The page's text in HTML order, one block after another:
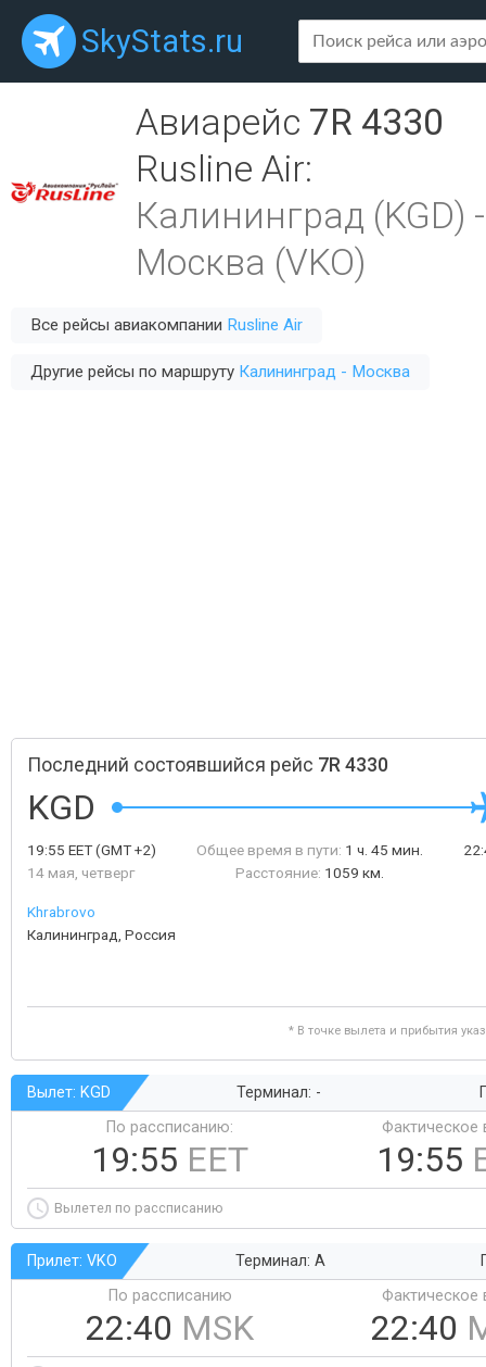
SkyStats.ru
Авиарейс 7R 4330
Rusline Air:
Калининград (KGD) -
Москва (VKO)
Все рейсы авиакомпании Rusline Air
Другие рейсы по маршруту Калининград - Москва
Последний состоявшийся рейс 7R 4330
KGD
19:55 EET(GMT +2)
14 мая, четверг
Общее время в пути: 1 ч. 45 мин.
Расстояние: 1059 км.
Khrabrovo
Калининград, Россия
* В точке вылета и прибытия
Вылет: KGD Терминал: -
По рассписанию:
19:55 EET
Фактическое
19:55
Вылетел по рассписанию
Прилет: VKO Терминал: A
По рассписанию
22:40 MSK
Фактическое
22:40